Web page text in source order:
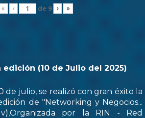
« ‹ de 9 › »
edición (10 de Julio del 2025)
de julio, se realizó con gran éxito la
de "Networking y Negocios...
por la RIN - Red